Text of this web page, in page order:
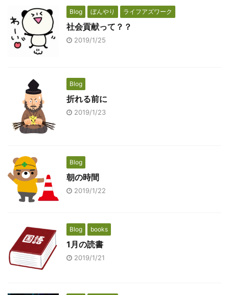
Blog ぼんやり ライフアズワーク
社会貢献って？？
2019/1/25
Blog
折れる前に
2019/1/23
Blog
朝の時間
2019/1/22
Blog books
1月の読書
2019/1/21